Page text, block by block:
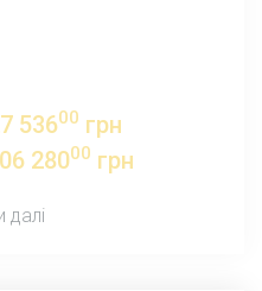
53600 грн
28000 грн
далі